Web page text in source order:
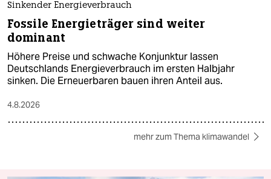
Sinkender Energieverbrauch
Fossile Energieträger sind weiter
dominant
Höhere Preise und schwache Konjunktur lassen
Deutschlands Energieverbrauch im ersten Halbjahr
sinken. Die Erneuerbaren bauen ihren Anteil aus.
4.8.2026
mehr zum Thema klimawandel